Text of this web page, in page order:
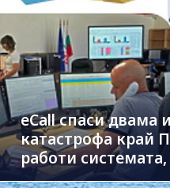
eCall спаси двама
катастрофа край
работи
новите коли